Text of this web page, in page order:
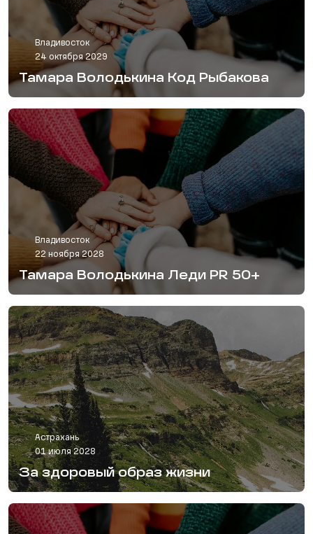
Владивосток
24 октября 2029
Тамара Володькина Код Рыбакова
Владивосток
22 ноября 2028
Тамара Володькина Леди PR 50+
Астрахань
01 июля 2028
За здоровый образ жизни